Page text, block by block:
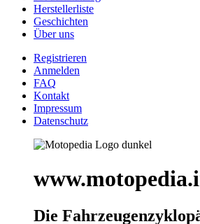
Herstellerliste
Geschichten
Über uns
Registrieren
Anmelden
FAQ
Kontakt
Impressum
Datenschutz
Die